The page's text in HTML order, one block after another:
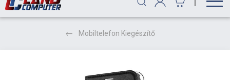
Mobiltelefon Kiegészítő